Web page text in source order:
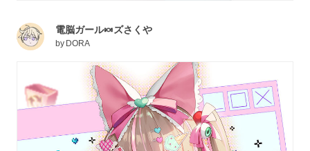
電脳ガール🍬ズさくや
by DORA